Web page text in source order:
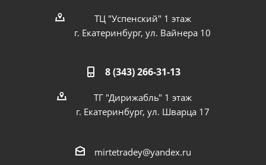
ТЦ "Успенский" 1 этаж
г. Екатеринбург, ул. Вайнера 10
8 (343) 266-31-13
ТГ "Дирижабль" 1 этаж
г. Екатеринбург, ул. Шварца 17
mirtetradey@yandex.ru